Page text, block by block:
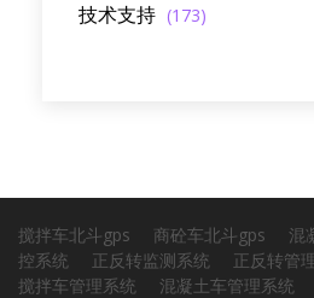
技术支持 (173)
搅拌车北斗gps 商砼车北斗gps 混
控系统
正反转监测系统 正反转管
搅拌车管理系统
混凝土车管理系统